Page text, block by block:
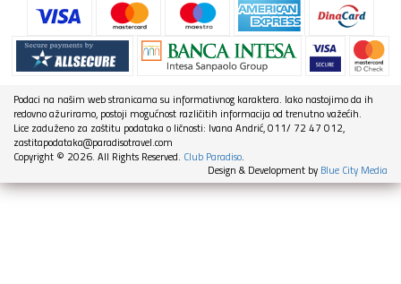
Podaci na našim web stranicama su informativnog karaktera. Iako nastojimo da ih
redovno ažuriramo, postoji mogućnost različitih informacija od trenutno važećih.
Lice zaduženo za zaštitu podataka o ličnosti: Ivana Andrić, 011/ 72 47 012,
zastitapodataka@paradisotravel.com
Copyright © 2026. All Rights Reserved. Club Paradiso.
Design & Development by Blue City Media